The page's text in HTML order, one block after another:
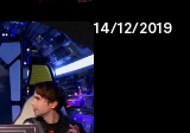
14/12/2019